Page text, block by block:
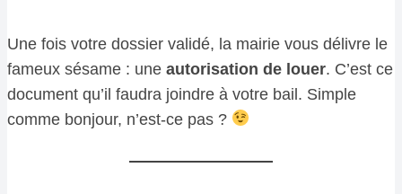
Une fois votre dossier validé, la mairie vous délivre le
fameux sésame : une autorisation de louer. C’est ce
document qu’il faudra joindre à votre bail. Simple
comme bonjour, n’est-ce pas ?